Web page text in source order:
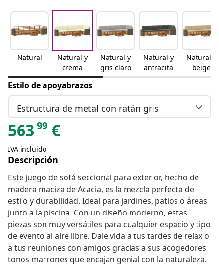
Natural
Natural y
crema
Natural y
gris claro
Natural y
antracita
Natural y
beige
Estilo de apoyabrazos
Estructura de metal con ratán gris
563 99 €
IVA incluido
Descripción
Este juego de sofá seccional para exterior, hecho de
madera maciza de Acacia, es la mezcla perfecta de
estilo y durabilidad. Ideal para jardines, patios o áreas
junto a la piscina. Con un diseño moderno, estas
piezas son muy versátiles para cualquier espacio y tipo
de evento al aire libre. Dale vida a tus tardes de relax o
a tus reuniones con amigos gracias a sus acogedores
tonos marrones que encajan genial con la naturaleza.